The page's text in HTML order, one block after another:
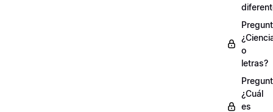
o
letras?
¿Cuál
es